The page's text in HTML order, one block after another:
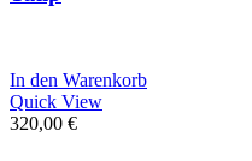
In den Warenkorb
Quick View
320,00 €